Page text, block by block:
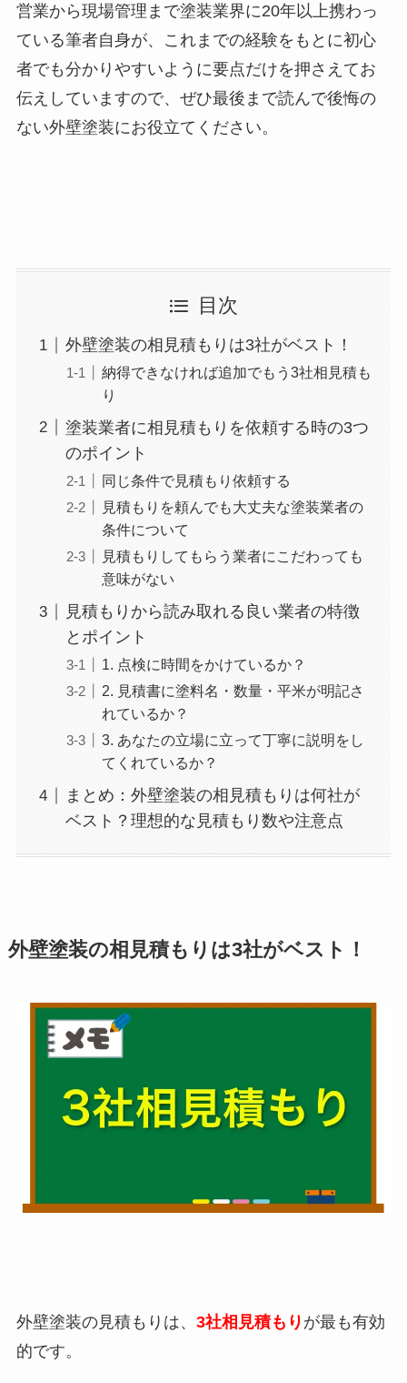
営業から現場管理まで塗装業界に20年以上携わっ
ている筆者自身が、これまでの経験をもとに初心
者でも分かりやすいように要点だけを押さえてお
伝えしていますので、ぜひ最後まで読んで後悔の
ない外壁塗装にお役立てください。
目次
外壁塗装の相見積もりは3社がベスト！
納得できなければ追加でもう3社相見積も
り
塗装業者に相見積もりを依頼する時の3つ
のポイント
同じ条件で見積もり依頼する
見積もりを頼んでも大丈夫な塗装業者の
条件について
見積もりしてもらう業者にこだわっても
意味がない
見積もりから読み取れる良い業者の特徴
とポイント
1. 点検に時間をかけているか？
2. 見積書に塗料名・数量・平米が明記さ
れているか？
3. あなたの立場に立って丁寧に説明をし
てくれているか？
まとめ：外壁塗装の相見積もりは何社が
ベスト？理想的な見積もり数や注意点
外壁塗装の相見積もりは3社がベスト！
外壁塗装の見積もりは、 3社相見積もり が最も有効
的です。